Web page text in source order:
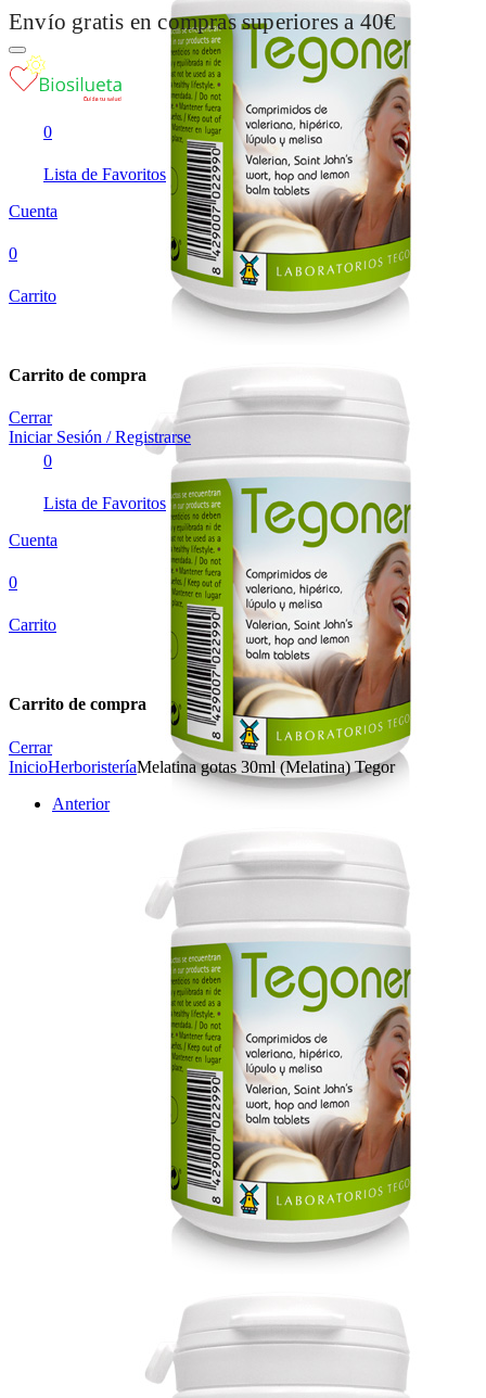
Envío gratis en compras superiores a 40€
0
Lista de Favoritos
Cuenta
0
Carrito
Carrito de compra
Cerrar
Iniciar Sesión / Registrarse
0
Lista de Favoritos
Cuenta
0
Carrito
Carrito de compra
Cerrar
InicioHerboristeríaMelatina gotas 30ml (Melatina) Tegor
Anterior